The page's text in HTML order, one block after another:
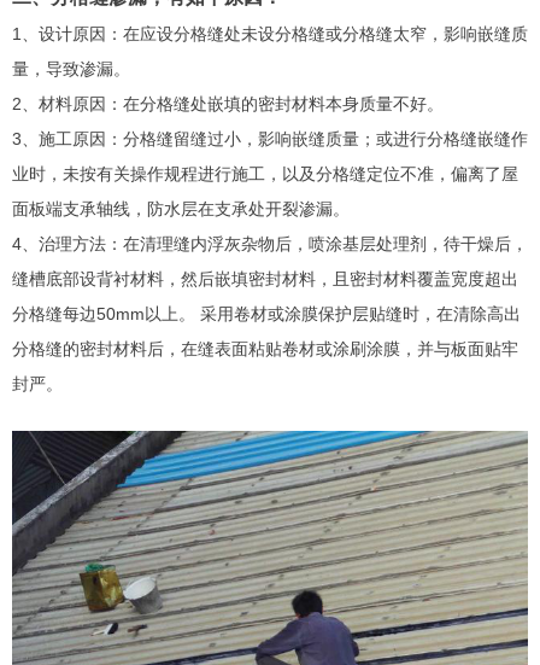
1、设计原因：在应设分格缝处未设分格缝或分格缝太窄，影响嵌缝质
量，导致渗漏。
2、材料原因：在分格缝处嵌填的密封材料本身质量不好。
3、施工原因：分格缝留缝过小，影响嵌缝质量；或进行分格缝嵌缝作
业时，未按有关操作规程进行施工，以及分格缝定位不准，偏离了屋
面板端支承轴线，防水层在支承处开裂渗漏。
4、治理方法：在清理缝内浮灰杂物后，喷涂基层处理剂，待干燥后，
缝槽底部设背衬材料，然后嵌填密封材料，且密封材料覆盖宽度超出
分格缝每边50mm以上。 采用卷材或涂膜保护层贴缝时，在清除高出
分格缝的密封材料后，在缝表面粘贴卷材或涂刷涂膜，并与板面贴牢
封严。